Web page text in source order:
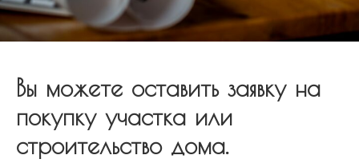
Вы можете оставить заявку на
покупку участка или
строительство дома.